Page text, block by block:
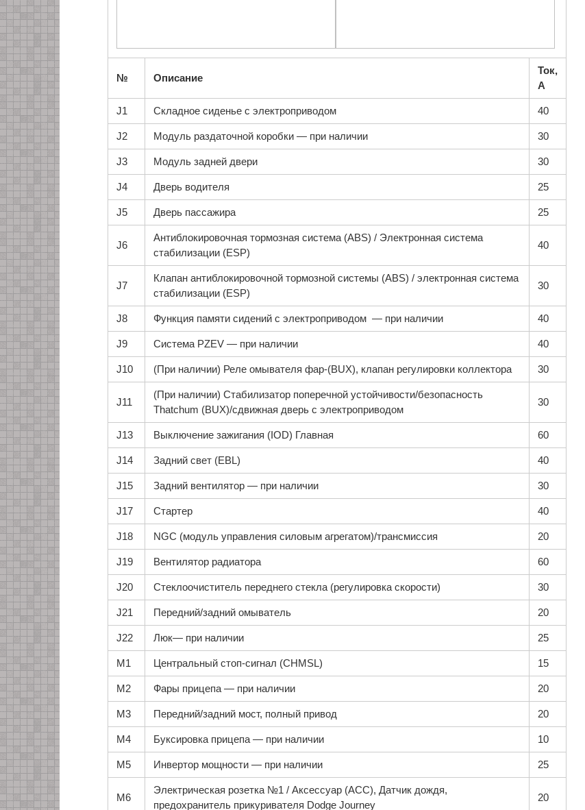
№ Описание
Ток,
А
J1 Складное сиденье с электроприводом 40
J2 Модуль раздаточной коробки — при наличии 30
J3 Модуль задней двери 30
J4 Дверь водителя 25
J5 Дверь пассажира 25
J6
Антиблокировочная тормозная система (ABS) / Электронная система
стабилизации (ESP)
40
J7
Клапан антиблокировочной тормозной системы (ABS) / электронная система
стабилизации (ESP)
30
J8 Функция памяти сидений с электроприводом — при наличии 40
J9 Система PZEV — при наличии 40
J10 (При наличии) Реле омывателя фар-(BUX), клапан регулировки коллектора 30
J11
(При наличии) Стабилизатор поперечной устойчивости/безопасность
Thatchum (BUX)/сдвижная дверь с электроприводом
30
J13 Выключение зажигания (IOD) Главная 60
J14 Задний свет (EBL) 40
J15 Задний вентилятор — при наличии 30
J17 Стартер 40
J18 NGC (модуль управления силовым агрегатом)/трансмиссия 20
J19 Вентилятор радиатора 60
J20 Стеклоочиститель переднего стекла (регулировка скорости) 30
J21 Передний/задний омыватель 20
J22 Люк— при наличии 25
М1 Центральный стоп-сигнал (CHMSL) 15
М2 Фары прицепа — при наличии 20
М3 Передний/задний мост, полный привод 20
M4 Буксировка прицепа — при наличии 10
М5 Инвертор мощности — при наличии 25
M6
Электрическая розетка №1 / Аксессуар (ACC), Датчик дождя,
предохранитель прикуривателя Dodge Journey
20